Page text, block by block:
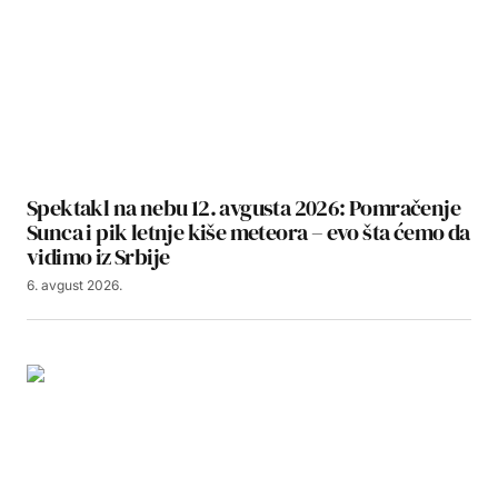
Spektakl na nebu 12. avgusta 2026: Pomračenje
Sunca i pik letnje kiše meteora – evo šta ćemo da
vidimo iz Srbije
6. avgust 2026.